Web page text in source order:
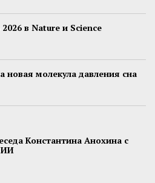
в Nature и Science
новая молекула давления сна
Константина Анохина с
ИИ